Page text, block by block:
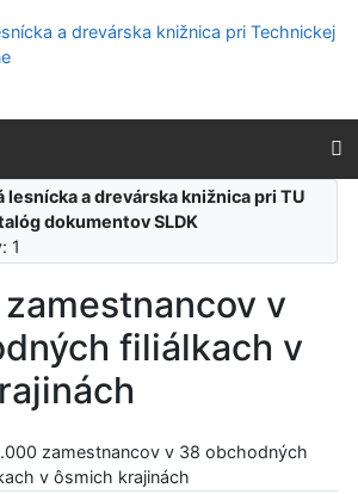
prístupnosti
lesnícka a drevárska knižnica pri TU
dokumentov SLDK
1
v
filiálkach v
zamestnancov v 38 obchodných
v ôsmich krajinách